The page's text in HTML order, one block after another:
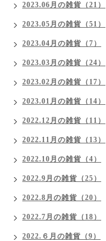
2023.06月の雑貨（21）
2023.05月の雑貨（51）
2023.04月の雑貨（7）
2023.03月の雑貨（24）
2023.02月の雑貨（17）
2023.01月の雑貨（14）
2022.12月の雑貨（11）
2022.11月の雑貨（13）
2022.10月の雑貨（4）
2022.9月の雑貨（25）
2022.8月の雑貨（20）
2022.7月の雑貨（18）
2022.６月の雑貨（9）